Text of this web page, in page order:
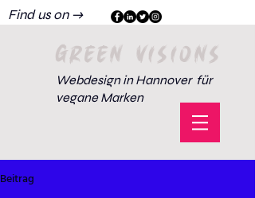
Find us on →
GREEN VISIONS
Webdesign in Hannover für
vegane Marken
Beitrag